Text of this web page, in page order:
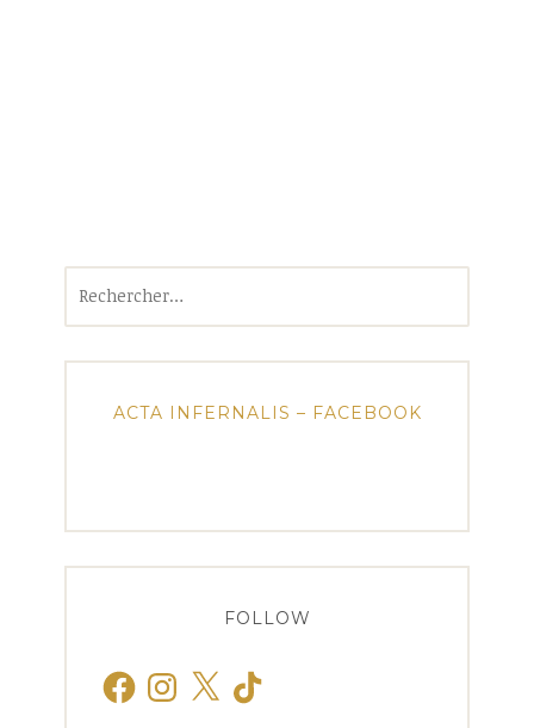
ACTA INFERNALIS – FACEBOOK
FOLLOW
FacebookInstagram
X TikTok